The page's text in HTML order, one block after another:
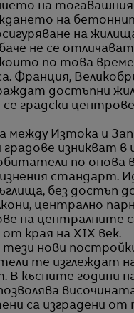
на
на
на
не се
по това
Франция,
достъпни
градски
между Изтока и
изникват
по онова
стандарт.
без достъп
централно
на централните
края на XIX век.
нови
те изглеждат
В късните години
са изградени от